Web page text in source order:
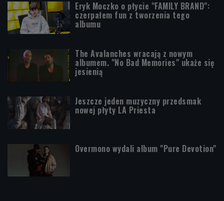
Eryk Moczko o płycie "FAMILY BRAND":
czerpałem fun z tworzenia tego
albumu
The Avalanches wracają z nowym
albumem. "No Bad Memories" ukaże się
jesienią
Jeszcze jeden muzyczny przedsmak
nowej płyty LA Priesta
Overmono wydali album "Pure Devotion"